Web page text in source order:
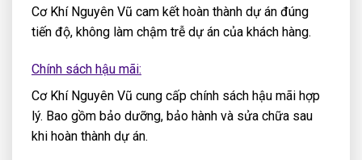
Cơ Khí Nguyên Vũ cam kết hoàn thành dự án đúng
tiến độ, không làm chậm trễ dự án của khách hàng.
Chính sách hậu mãi:
Cơ Khí Nguyên Vũ cung cấp chính sách hậu mãi hợp
lý. Bao gồm bảo dưỡng, bảo hành và sửa chữa sau
khi hoàn thành dự án.